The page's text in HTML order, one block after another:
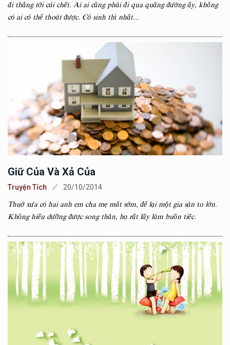
đi thẳng tới cái chết. Ai ai cũng phải đi qua quãng đường ấy, không
có ai có thể thoát được. Có sinh thì nhất...
Giữ Của Và Xả Của
Truyện Tích 20/10/2014
Thuở xưa có hai anh em cha mẹ mất sớm, để lại một gia sản to lớn.
Không hiếu dưỡng được song thân, họ rất lấy làm buồn tiếc.